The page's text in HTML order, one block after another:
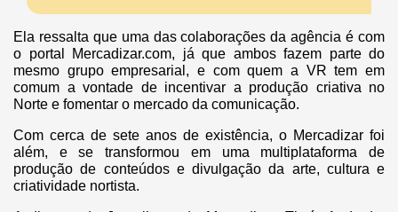
Ela ressalta que uma das colaborações da agência é com
o portal Mercadizar.com, já que ambos fazem parte do
mesmo grupo empresarial, e com quem a VR tem em
comum a vontade de incentivar a produção criativa no
Norte e fomentar o mercado da comunicação.
Com cerca de sete anos de existência, o Mercadizar foi
além, e se transformou em uma multiplataforma de
produção de conteúdos e divulgação da arte, cultura e
criatividade nortista.